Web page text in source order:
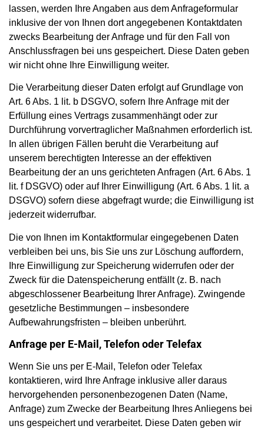
lassen, werden Ihre Angaben aus dem Anfrageformular
inklusive der von Ihnen dort angegebenen Kontaktdaten
zwecks Bearbeitung der Anfrage und für den Fall von
Anschlussfragen bei uns gespeichert. Diese Daten geben
wir nicht ohne Ihre Einwilligung weiter.
Die Verarbeitung dieser Daten erfolgt auf Grundlage von
Art. 6 Abs. 1 lit. b DSGVO, sofern Ihre Anfrage mit der
Erfüllung eines Vertrags zusammenhängt oder zur
Durchführung vorvertraglicher Maßnahmen erforderlich ist.
In allen übrigen Fällen beruht die Verarbeitung auf
unserem berechtigten Interesse an der effektiven
Bearbeitung der an uns gerichteten Anfragen (Art. 6 Abs. 1
lit. f DSGVO) oder auf Ihrer Einwilligung (Art. 6 Abs. 1 lit. a
DSGVO) sofern diese abgefragt wurde; die Einwilligung ist
jederzeit widerrufbar.
Die von Ihnen im Kontaktformular eingegebenen Daten
verbleiben bei uns, bis Sie uns zur Löschung auffordern,
Ihre Einwilligung zur Speicherung widerrufen oder der
Zweck für die Datenspeicherung entfällt (z. B. nach
abgeschlossener Bearbeitung Ihrer Anfrage). Zwingende
gesetzliche Bestimmungen – insbesondere
Aufbewahrungsfristen – bleiben unberührt.
Anfrage per E-Mail, Telefon oder Telefax
Wenn Sie uns per E-Mail, Telefon oder Telefax
kontaktieren, wird Ihre Anfrage inklusive aller daraus
hervorgehenden personenbezogenen Daten (Name,
Anfrage) zum Zwecke der Bearbeitung Ihres Anliegens bei
uns gespeichert und verarbeitet. Diese Daten geben wir